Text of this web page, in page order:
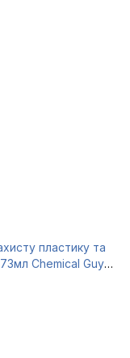
пластику та
Chemical Guys